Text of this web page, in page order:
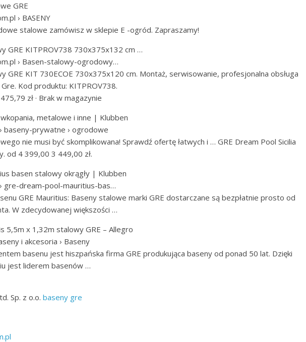
GRE
› BASENY
stalowe zamówisz w sklepie E -ogród. Zapraszamy!
GRE KITPROV738 730x375x132 cm …
› Basen-stalowy-ogrodowy…
GRE KIT 730ECOE 730x375x120 cm. Montaż, serwisowanie, profesjonalna obsługa
Kod produktu: KITPROV738.
zł · ‎Brak w magazynie
metalowe i inne | Klubben
baseny-prywatne › ogrodowe
nie musi być skomplikowana! Sprawdź ofertę łatwych i … GRE Dream Pool Sicilia
od 4 399,00 3 449,00 zł.
basen stalowy okrągły | Klubben
gre-dream-pool-mauritius-bas…
GRE Mauritius: Baseny stalowe marki GRE dostarczane są bezpłatnie prosto od
W zdecydowanej większości …
5,5m x 1,32m stalowy GRE – Allegro
i akcesoria › Baseny
basenu jest hiszpańska firma GRE produkująca baseny od ponad 50 lat. Dzięki
jest liderem basenów …
Sp. z o.o. baseny gre